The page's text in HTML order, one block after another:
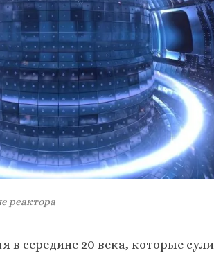
реактора
в середине 20 века, которые